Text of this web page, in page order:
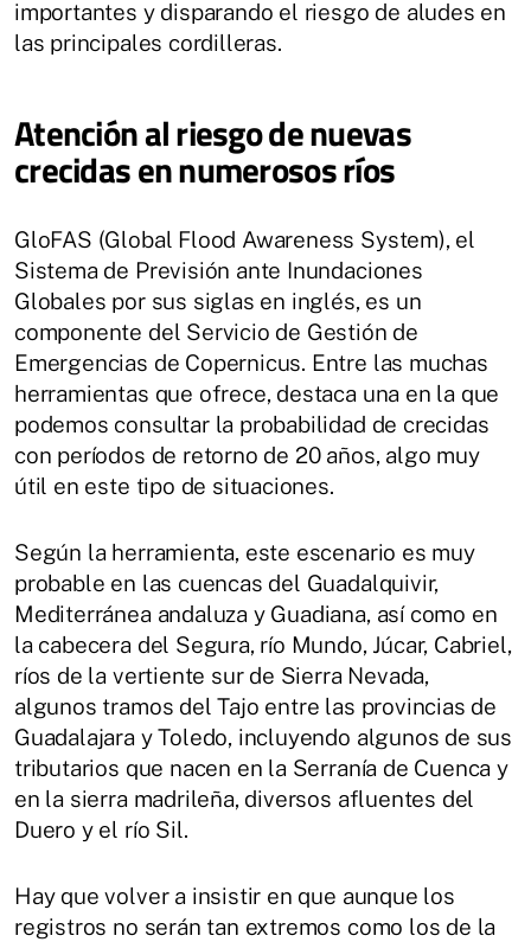
importantes y disparando el riesgo de aludes en
las principales cordilleras.
Atención al riesgo de nuevas
crecidas en numerosos ríos
GloFAS (Global Flood Awareness System), el
Sistema de Previsión ante Inundaciones
Globales por sus siglas en inglés, es un
componente del Servicio de Gestión de
Emergencias de Copernicus. Entre las muchas
herramientas que ofrece, destaca una en la que
podemos consultar la probabilidad de crecidas
con períodos de retorno de 20 años, algo muy
útil en este tipo de situaciones.
Según la herramienta, este escenario es muy
probable en las cuencas del Guadalquivir,
Mediterránea andaluza y Guadiana, así como en
la cabecera del Segura, río Mundo, Júcar, Cabriel,
ríos de la vertiente sur de Sierra Nevada,
algunos tramos del Tajo entre las provincias de
Guadalajara y Toledo, incluyendo algunos de sus
tributarios que nacen en la Serranía de Cuenca y
en la sierra madrileña, diversos afluentes del
Duero y el río Sil.
Hay que volver a insistir en que aunque los
registros no serán tan extremos como los de la